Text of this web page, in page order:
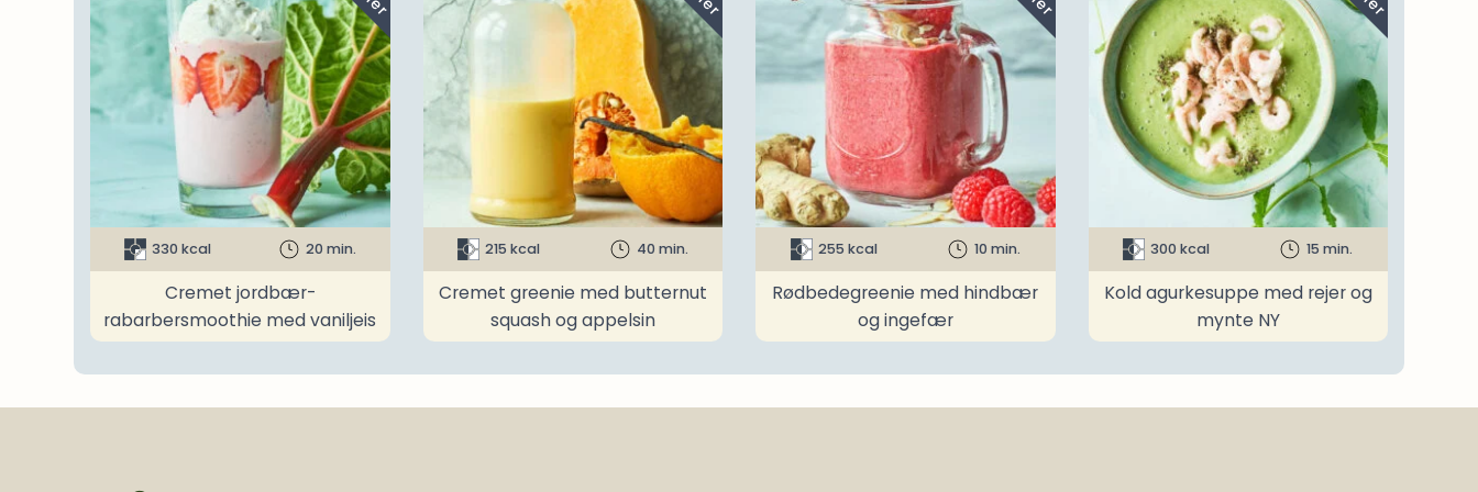
330 kcal 20 min.
Cremet jordbær-
rabarbersmoothie med vaniljeis
215 kcal 40 min.
Cremet greenie med butternut
squash og appelsin
255 kcal 10 min.
Rødbedegreenie med hindbær
og ingefær
300 kcal 15 min.
Kold agurkesuppe med rejer og
mynte NY